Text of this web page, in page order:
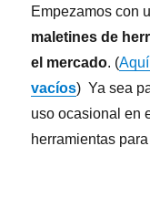
Empezamos con
maletines de
el mercado. (
vacíos) Ya sea
uso ocasional en
herramientas